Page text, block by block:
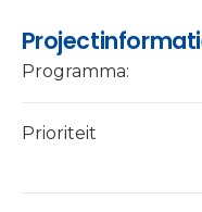
Programma:
Prioriteit